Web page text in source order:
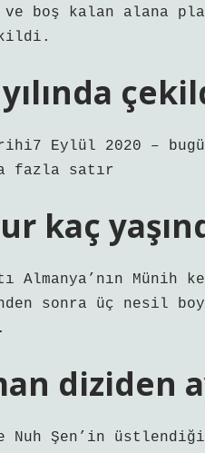
boş kalan alana
Eylül 2020 –
fazla satır
kaç
Almanya’nın Münih
sonra üç nesil
diziden
Nuh Şen’in